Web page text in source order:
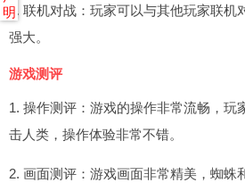
4. 联机对战：玩家可以与其他玩家联机
强大。
游戏测评
1. 操作测评：游戏的操作非常流畅，玩
击人类，操作体验非常不错。
2. 画面测评：游戏画面非常精美，蜘蛛
明